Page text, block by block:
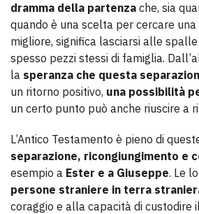
dramma della partenza che, sia
quando è una scelta per cercare
migliore, significa lasciarsi alle
spesso pezzi stessi di famiglia.
la speranza che questa
un ritorno positivo, una possibilità
un certo punto può anche riuscire a
L’Antico Testamento è pieno di
separazione, ricongiungimento e
esempio a Ester e a Giuseppe. Le
persone straniere in terra
coraggio e alla capacità di custodire